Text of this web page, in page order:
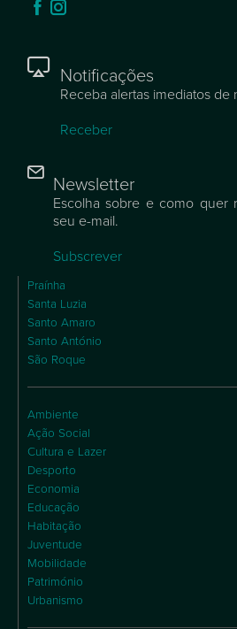
Notificações
Receba alertas imediatos
Receber
Newsletter
Escolha sobre e como quer
seu e-mail.
Subscrever
Praínha
Santa Luzia
Santo Amaro
Santo António
São Roque
Ambiente
Ação Social
Cultura e Lazer
Desporto
Economia
Educação
Habitação
Juventude
Mobilidade
Património
Urbanismo